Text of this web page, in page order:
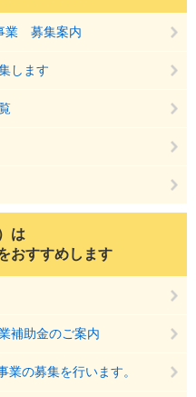
業 募集案内
します
は
おすすめします
補助金のご案内
の募集を行います。